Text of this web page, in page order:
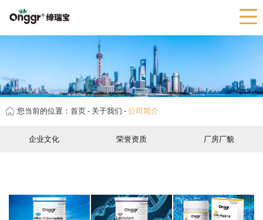
网站首页
关于我们
新闻资讯
客户服务
人力资源
您当前的位置： 首页 - 关于我们 - 公司简介
企业文化 荣誉资质 厂房厂貌